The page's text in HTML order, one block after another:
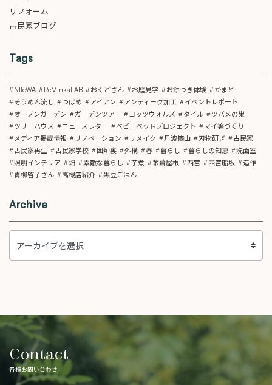
リフォーム
古民家ブログ
Tags
NItoWA ReMinkaLAB おくどさん お庭見学 お餅つき体験
かまど
そうめん流し
つばめ アイアン アンティーク加工
イベントレポート
オープンガーデン
ガーデンツアー コッツウォルズ タイル
ツバメの巣
ツリーハウス
ニュースレター ベビーベッドプロジェクト
マイ箸づくり
メディア掲載情報
リノベーション リメイク 丹波篠山 刃物研ぎ
古民家
古民家再生
古民家学校 囲炉裏 外構 春 暮らし 暮らしの知恵
洗面室
照明インテリア
畑 素敵な暮らし 芋煮 茅葺屋根 西宮 西宮船坂
造作
青柳啓子さん
高槻店紹介 黒豆ごはん
Archive
Contact
各種お問い合わせ